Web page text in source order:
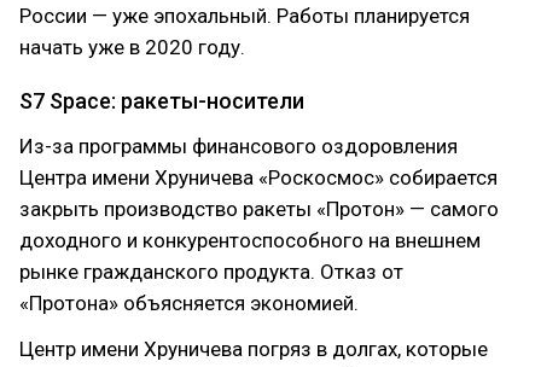
России — уже эпохальный. Работы планируется
начать уже в 2020 году.
S7 Space: ракеты-носители
Из-за программы финансового оздоровления
Центра имени Хруничева «Роскосмос» собирается
закрыть производство ракеты «Протон» — самого
доходного и конкурентоспособного на внешнем
рынке гражданского продукта. Отказ от
«Протона» объясняется экономией.
Центр имени Хруничева погряз в долгах, которые